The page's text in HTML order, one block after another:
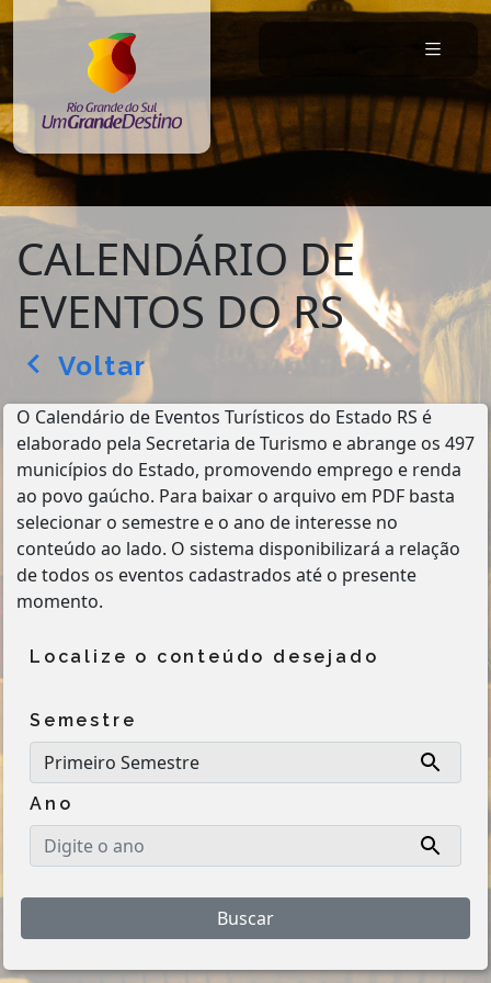
CALENDÁRIO DE
EVENTOS DO RS
arrow_back_ios Voltar
O Calendário de Eventos Turísticos do Estado RS é
elaborado pela Secretaria de Turismo e abrange os 497
municípios do Estado, promovendo emprego e renda
ao povo gaúcho. Para baixar o arquivo em PDF basta
selecionar o semestre e o ano de interesse no
conteúdo ao lado. O sistema disponibilizará a relação
de todos os eventos cadastrados até o presente
momento.
Localize o conteúdo desejado
Semestre
Ano
Buscar